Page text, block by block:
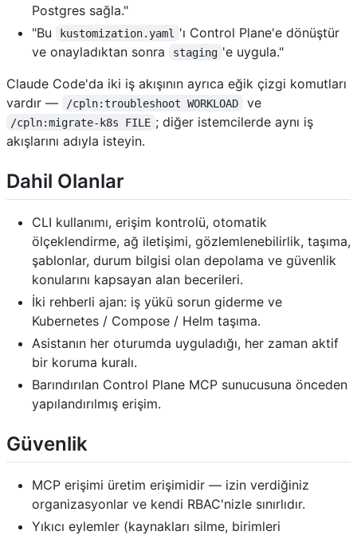
Postgres sağla."
"Bu
kustomization.yaml
'ı Control Plane'e dönüştür
ve onayladıktan sonra
staging 'e uygula."
Claude Code'da iki iş akışının ayrıca eğik çizgi komutları
vardır —
/cpln:troubleshoot WORKLOAD ve
/cpln:migrate-k8s FILE ; diğer istemcilerde aynı iş
akışlarını adıyla isteyin.
Dahil Olanlar
CLI kullanımı, erişim kontrolü, otomatik
ölçeklendirme, ağ iletişimi, gözlemlenebilirlik, taşıma,
şablonlar, durum bilgisi olan depolama ve güvenlik
konularını kapsayan alan becerileri.
İki rehberli ajan: iş yükü sorun giderme ve
Kubernetes / Compose / Helm taşıma.
Asistanın her oturumda uyguladığı, her zaman aktif
bir koruma kuralı.
Barındırılan Control Plane MCP sunucusuna önceden
yapılandırılmış erişim.
Güvenlik
MCP erişimi üretim erişimidir — izin verdiğiniz
organizasyonlar ve kendi RBAC'nizle sınırlıdır.
Yıkıcı eylemler (kaynakları silme, birimleri